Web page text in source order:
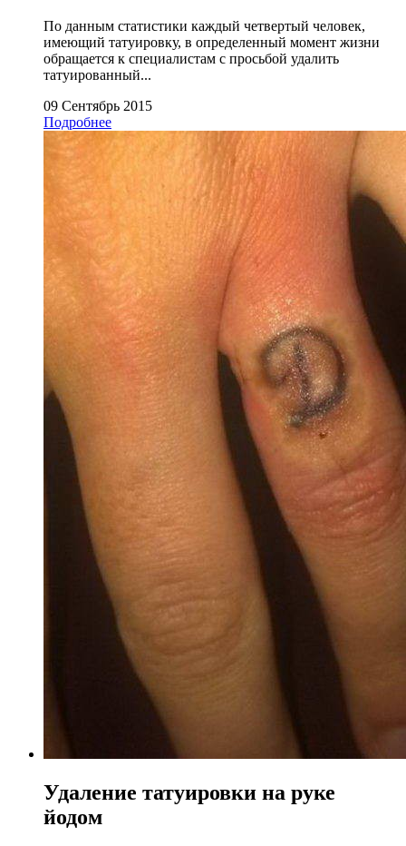
По данным статистики каждый четвертый человек,
имеющий татуировку, в определенный момент жизни
обращается к специалистам с просьбой удалить
татуированный...
09 Сентябрь 2015
Подробнее
Удаление татуировки на руке
йодом